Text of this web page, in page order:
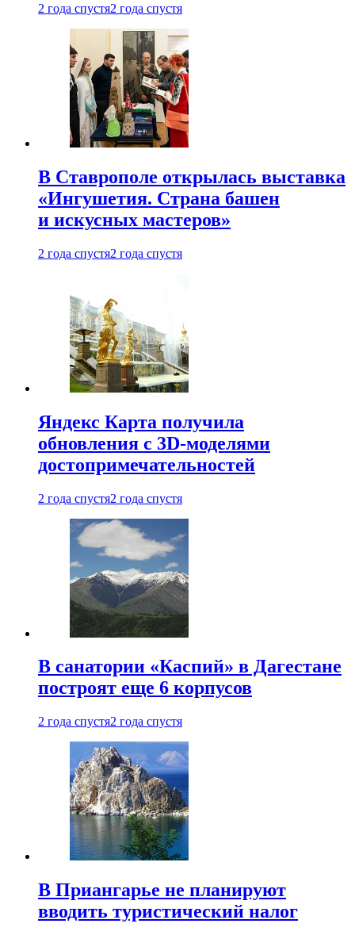
2 года спустя2 года спустя
В Ставрополе открылась выставка
«Ингушетия. Страна башен
и искусных мастеров»
2 года спустя2 года спустя
Яндекс Карта получила
обновления с 3D-моделями
достопримечательностей
2 года спустя2 года спустя
В санатории «Каспий» в Дагестане
построят еще 6 корпусов
2 года спустя2 года спустя
В Приангарье не планируют
вводить туристический налог